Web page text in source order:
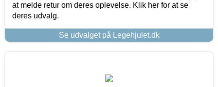
at melde retur om deres oplevelse. Klik her for at se
deres udvalg.
Se udvalget på Legehjulet.dk